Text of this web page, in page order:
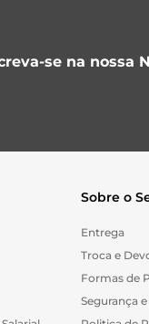
se na nossa
Sobre o
Entrega
Troca e
Formas de
Segurança